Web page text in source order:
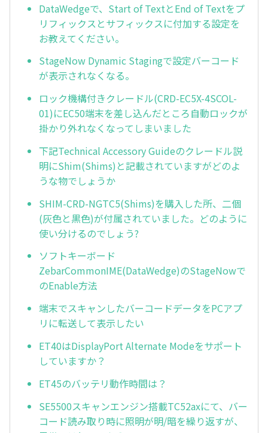
DataWedgeで、Start of TextとEnd of Textをプ
リフィックスとサフィックスに付加する設定を
お教えてください。
StageNow Dynamic Stagingで設定バーコード
が表示されなくなる。
ロック機構付きクレードル(CRD-EC5X-4SCOL-
01)にEC50端末を差し込んだところ自動ロックが
掛かり外れなくなってしまいました
下記Technical Accessory Guideのクレードル説
明にShim(Shims)と記載されていますがどのよ
うな物でしょうか
SHIM-CRD-NGTC5(Shims)を購入した所、二個
(灰色と黒色)が付属されていました。どのように
使い分けるのでしょう?
ソフトキーボード
ZebarCommonIME(DataWedge)のStageNowで
のEnable方法
端末でスキャンしたバーコードデータをPCアプ
リに転送して表示したい
ET40はDisplayPort Alternate Modeをサポート
していますか？
ET45のバッテリ動作時間は？
SE5500スキャンエンジン搭載TC52axにて、バー
コード読み取り時に照明が明/暗を繰り返すが、